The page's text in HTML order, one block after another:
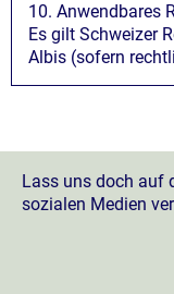
10. Anwendbares
Es gilt Schweizer
Albis (sofern
Lass uns doch auf
sozialen Medien